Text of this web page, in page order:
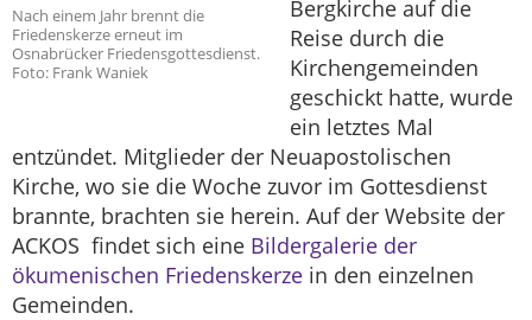
Nach einem Jahr brennt die
Friedenskerze erneut im
Osnabrücker Friedensgottesdienst.
Foto: Frank Waniek
Bergkirche auf die
Reise durch die
Kirchengemeinden
geschickt hatte, wurde
ein letztes Mal
entzündet. Mitglieder der Neuapostolischen
Kirche, wo sie die Woche zuvor im Gottesdienst
brannte, brachten sie herein. Auf der Website der
ACKOS findet sich eine Bildergalerie der
ökumenischen Friedenskerze in den einzelnen
Gemeinden.